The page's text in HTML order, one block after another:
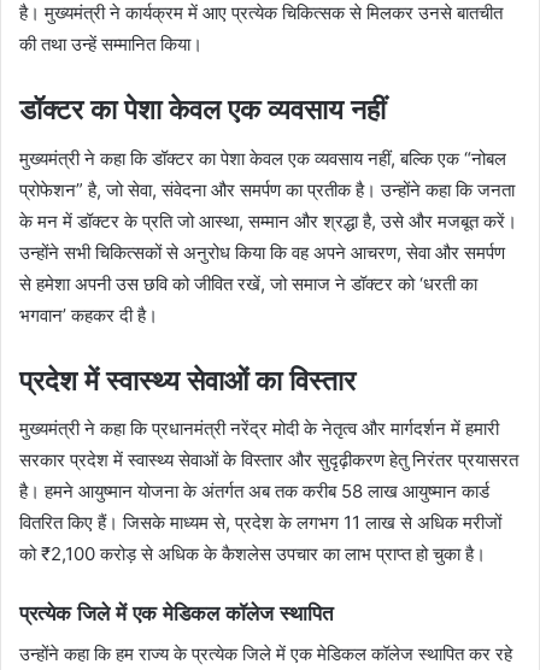
है। मुख्यमंत्री ने कार्यक्रम में आए प्रत्येक चिकित्सक से मिलकर उनसे बातचीत
की तथा उन्हें सम्मानित किया।
डॉक्टर का पेशा केवल एक व्यवसाय नहीं
मुख्यमंत्री ने कहा कि डॉक्टर का पेशा केवल एक व्यवसाय नहीं, बल्कि एक “नोबल
प्रोफेशन” है, जो सेवा, संवेदना और समर्पण का प्रतीक है। उन्होंने कहा कि जनता
के मन में डॉक्टर के प्रति जो आस्था, सम्मान और श्रद्धा है, उसे और मजबूत करें।
उन्होंने सभी चिकित्सकों से अनुरोध किया कि वह अपने आचरण, सेवा और समर्पण
से हमेशा अपनी उस छवि को जीवित रखें, जो समाज ने डॉक्टर को ‘धरती का
भगवान’ कहकर दी है।
प्रदेश में स्वास्थ्य सेवाओं का विस्तार
मुख्यमंत्री ने कहा कि प्रधानमंत्री नरेंद्र मोदी के नेतृत्व और मार्गदर्शन में हमारी
सरकार प्रदेश में स्वास्थ्य सेवाओं के विस्तार और सुदृढ़ीकरण हेतु निरंतर प्रयासरत
है। हमने आयुष्मान योजना के अंतर्गत अब तक करीब 58 लाख आयुष्मान कार्ड
वितरित किए हैं। जिसके माध्यम से, प्रदेश के लगभग 11 लाख से अधिक मरीजों
को ₹2,100 करोड़ से अधिक के कैशलेस उपचार का लाभ प्राप्त हो चुका है।
प्रत्येक जिले में एक मेडिकल कॉलेज स्थापित
उन्होंने कहा कि हम राज्य के प्रत्येक जिले में एक मेडिकल कॉलेज स्थापित कर रहे